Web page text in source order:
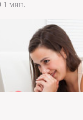
1 мин.